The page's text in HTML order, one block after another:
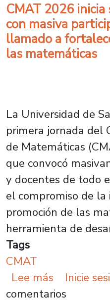
CMAT 2026
con masiva
llamado a
las matemáticas
La Universidad de
primera jornada del
de Matemáticas
que convocó
y docentes de todo
el compromiso de
promoción de las
herramienta de
Tags
CMAT
Lee más sobre
Inicie
comentarios